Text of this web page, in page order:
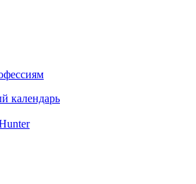
календарь